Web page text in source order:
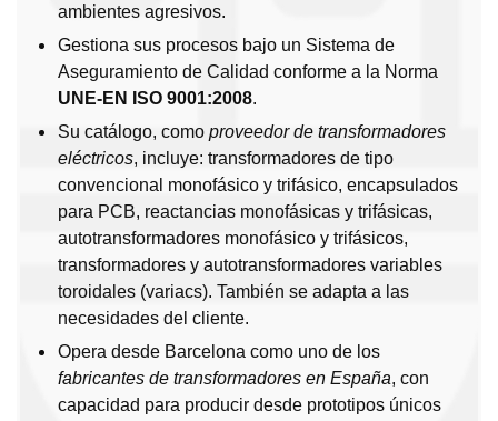
ambientes agresivos.
Gestiona sus procesos bajo un Sistema de
Aseguramiento de Calidad conforme a la Norma
UNE-EN ISO 9001:2008.
Su catálogo, como proveedor de transformadores
eléctricos, incluye: transformadores de tipo
convencional monofásico y trifásico, encapsulados
para PCB, reactancias monofásicas y trifásicas,
autotransformadores monofásico y trifásicos,
transformadores y autotransformadores variables
toroidales (variacs). También se adapta a las
necesidades del cliente.
Opera desde Barcelona como uno de los
fabricantes de transformadores en España, con
capacidad para producir desde prototipos únicos